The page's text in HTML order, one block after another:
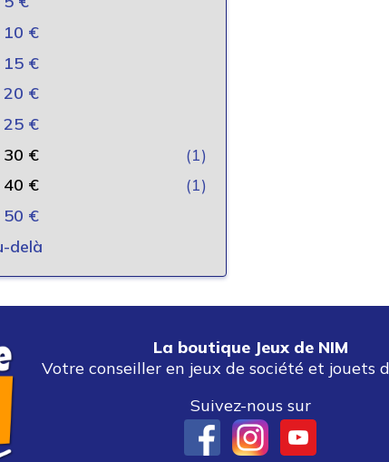
10 €
15 €
20 €
25 €
30 €
(1)
40 €
(1)
50 €
delà
La boutique Jeux de NIM
Votre conseiller en jeux de société et jouets
Suivez-nous sur